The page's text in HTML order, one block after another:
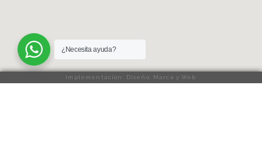
¿Necesita ayuda?
Implementación: Diseño, Marca y Web